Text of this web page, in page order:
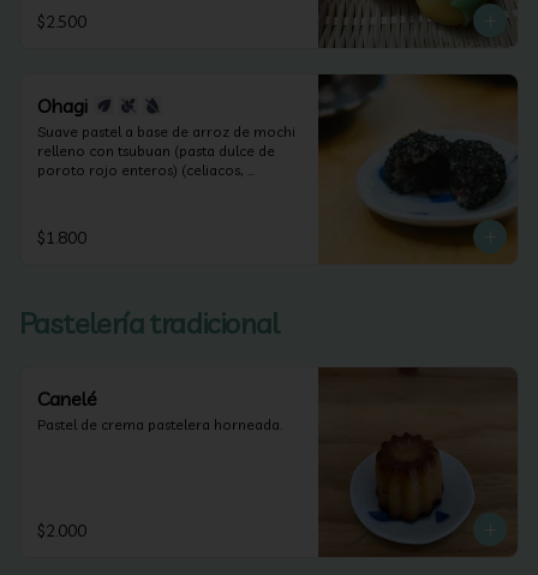
(apto celiacos, veganos y sin lactosa).
$2.500
Ohagi
Suave pastel a base de arroz de mochi
relleno con tsubuan (pasta dulce de
poroto rojo enteros) (celiacos,
$1.800
Pastelería tradicional
Canelé
Pastel de crema pastelera horneada.
$2.000